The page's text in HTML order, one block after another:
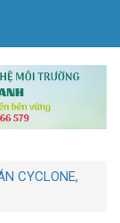
CYCLONE,